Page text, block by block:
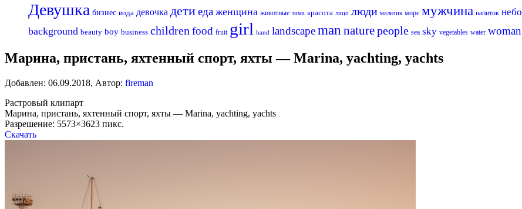
Девушка бизнес вода девочка детиеда женщина животные зима красота лицо люди мальчик море мужчина напиток небо
background beauty boy business childrenfood fruit girl hand landscapeman naturepeople sea sky vegetables water woman
Марина, пристань, яхтенный спорт, яхты — Marina, yachting, yachts
Добавлен: 06.09.2018, Автор: fireman
Растровый клипарт
Марина, пристань, яхтенный спорт, яхты — Marina, yachting, yachts
Разрешение: 5573×3623 пикс.
Скачать